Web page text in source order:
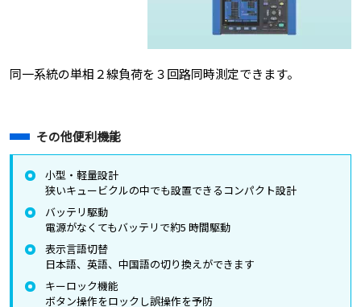
同一系統の単相２線負荷を３回路同時測定できます。
その他便利機能
小型・軽量設計
狭いキュービクルの中でも設置できるコンパクト設計
バッテリ駆動
電源がなくてもバッテリで約5 時間駆動
表示言語切替
日本語、英語、中国語の切り換えができます
キーロック機能
ボタン操作をロックし誤操作を予防